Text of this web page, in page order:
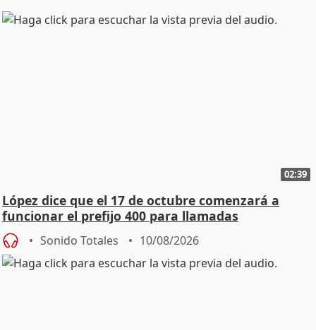
02:39
López dice que el 17 de octubre comenzará a
funcionar el prefijo 400 para llamadas
comerciales
Sonido Totales 10/08/2026